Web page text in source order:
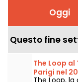
Oggi
Questo fine
The Loop
Parigi nel
The Loop,